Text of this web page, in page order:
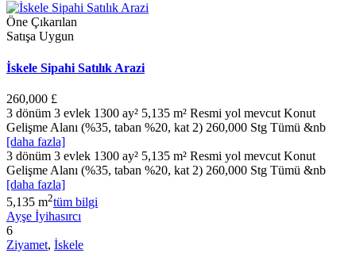
Öne Çıkarılan
Satışa Uygun
İskele Sipahi Satılık Arazi
260,000 £
3 dönüm 3 evlek 1300 ay² 5,135 m² Resmi yol mevcut Konut
Gelişme Alanı (%35, taban %20, kat 2) 260,000 Stg Tümü &nb
[daha fazla]
3 dönüm 3 evlek 1300 ay² 5,135 m² Resmi yol mevcut Konut
Gelişme Alanı (%35, taban %20, kat 2) 260,000 Stg Tümü &nb
[daha fazla]
5,135 m2tüm bilgi
Ayşe İyihasırcı
6
Ziyamet, İskele